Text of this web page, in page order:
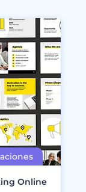
Online